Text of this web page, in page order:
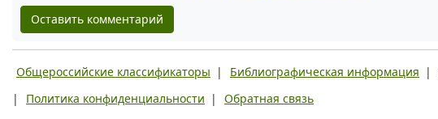
Оставить комментарий
Общероссийские классификаторы | Библиографическая информация |
|
Политика конфиденциальности | Обратная связь